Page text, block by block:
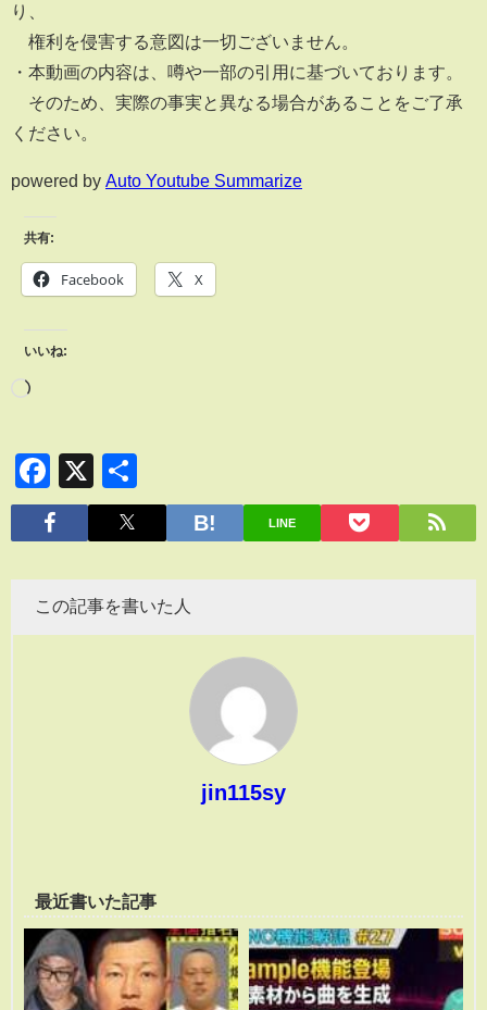
り、
権利を侵害する意図は一切ございません。
・本動画の内容は、噂や一部の引用に基づいております。
そのため、実際の事実と異なる場合があることをご了承
ください。
powered by Auto Youtube Summarize
共有:
Facebook X
いいね:
Facebook
X
有
LINE
この記事を書いた人
jin115sy
最近書いた記事